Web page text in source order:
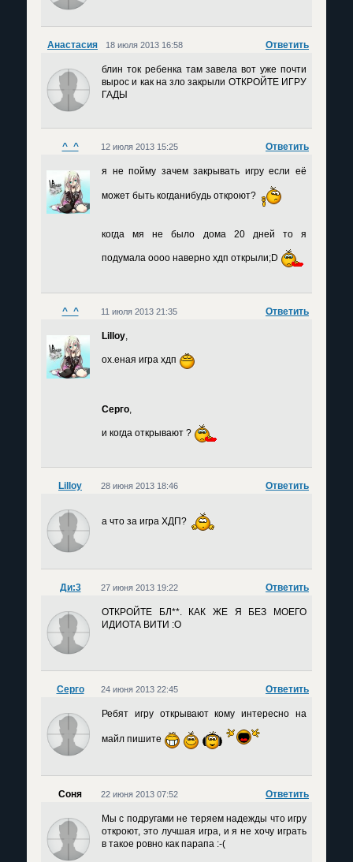
Анастасия Ответить
18 июля 2013 16:58
блин ток ребенка там завела вот уже почти
вырос и как на зло закрыли ОТКРОЙТЕ ИГРУ
ГАДЫ
^_^ Ответить
12 июля 2013 15:25
я не пойму зачем закрывать игру если её
может быть когданибудь откроют?
когда мя не было дома 20 дней то я
подумала оооо наверно хдп открыли;D
^_^ Ответить
11 июля 2013 21:35
Lilloy,
ох.еная игра хдп
Серго,
и когда открывают ?
Lilloy Ответить
28 июня 2013 18:46
а что за игра ХДП?
Ди:3 Ответить
27 июня 2013 19:22
ОТКРОЙТЕ БЛ**. КАК ЖЕ Я БЕЗ МОЕГО
ИДИОТА ВИТИ :О
Серго Ответить
24 июня 2013 22:45
Ребят игру открывают кому интересно на
майл пишите
Соня Ответить
22 июня 2013 07:52
Мы с подругами не теряем надежды что игру
откроют, это лучшая игра, и я не хочу играть
в такое ровно как парапа :-(